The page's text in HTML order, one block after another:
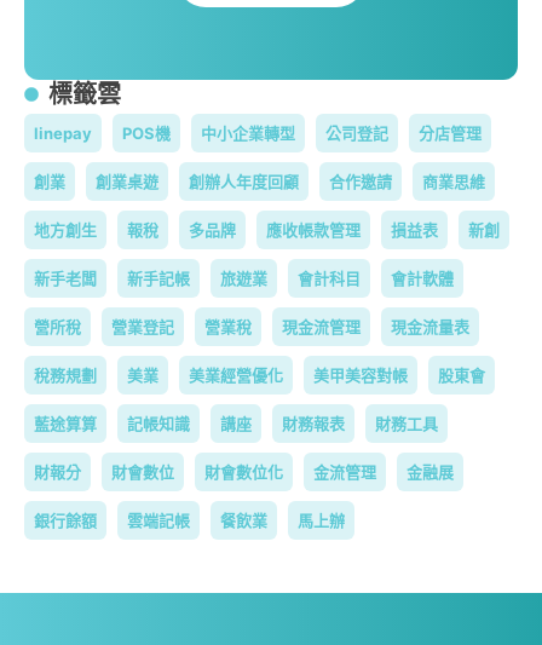
標籤雲
linepay POS機 中小企業轉型 公司登記 分店管理
創業 創業桌遊 創辦人年度回顧 合作邀請 商業思維
地方創生 報稅 多品牌 應收帳款管理 損益表 新創
新手老闆 新手記帳 旅遊業 會計科目 會計軟體
營所稅 營業登記 營業稅 現金流管理 現金流量表
稅務規劃 美業 美業經營優化 美甲美容對帳 股東會
藍途算算 記帳知識 講座 財務報表 財務工具
財報分 財會數位 財會數位化 金流管理 金融展
銀行餘額 雲端記帳 餐飲業 馬上辦